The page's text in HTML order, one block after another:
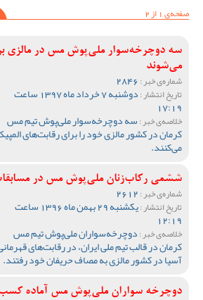
صفحه‌ی 1 از 2
سه دوچرخه‌سوار ملی‌پوش مس در مالزی
می‌شوند
شماره‌ی خبر :
تاریخ انتشار : دوشنبه 7 خرداد ماه 1397 ساعت
17:19
خلاصه‌ی خبر :سه دوچرخه‌سوار ملی‌پوش تیم مس
کرمان در کشور مالزی خود را برای رقابت‌های
می‌کنند.
ششمی رکاب‌زنان ملی‌پوش مس در
شماره‌ی خبر :
تاریخ انتشار : یکشنبه 29 بهمن ماه 1396 ساعت
12:19
خلاصه‌ی خبر :دوچرخه‌سواران ملی‌پوش تیم مس
کرمان در قالب تیم ملی ایران، در رقابت‌های
آسیا در کشور مالزی به مصاف حریفان خود رفتند.
دوچرخه سواران ملی‌پوش مس آماده کسب